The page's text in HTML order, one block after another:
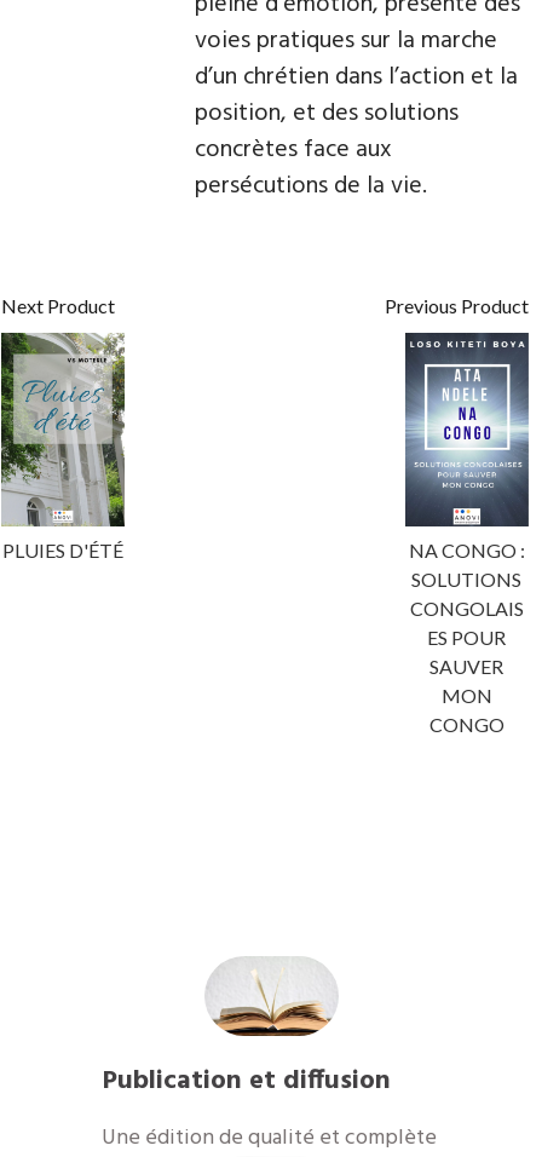
voies pratiques sur la marche
d’un chrétien dans l’action et la
position, et des solutions
concrètes face aux
persécutions de la vie.
Next Product
PLUIES D'ÉTÉ
Previous Product
NA CONGO :
SOLUTIONS
CONGOLAIS
ES POUR
SAUVER
MON
CONGO
Publication et diffusion
Une édition de qualité et complète